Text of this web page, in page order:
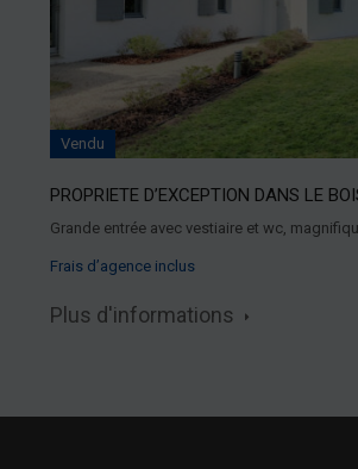
Vendu
PROPRIETE D’EXCEPTION DANS LE
Grande entrée avec vestiaire et wc,
Frais d’agence inclus
Plus d'informations